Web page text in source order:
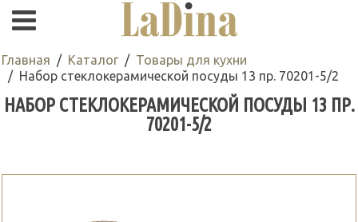
Главная Каталог
Товары для кухни
Набор стеклокерамической посуды 13 пр. 70201-5/2
НАБОР СТЕКЛОКЕРАМИЧЕСКОЙ ПОСУДЫ 13 ПР.
70201-5/2